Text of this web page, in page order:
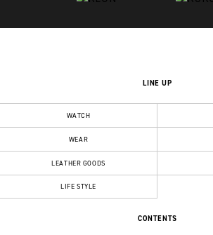
LINE UP
WATCH
WEAR
LEATHER GOODS
LIFE STYLE
CONTENTS